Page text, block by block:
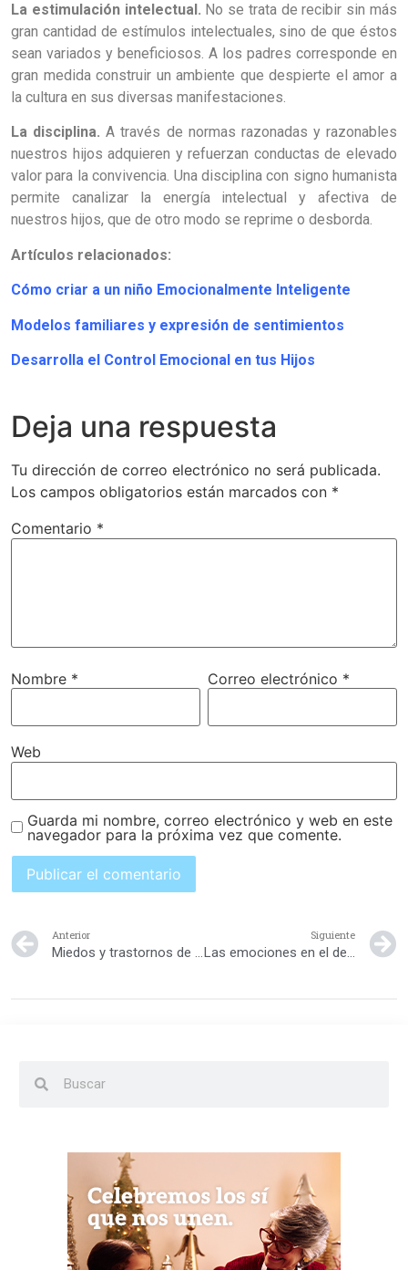
La estimulación intelectual. No se trata de recibir sin más
gran cantidad de estímulos intelectuales, sino de que éstos
sean variados y beneficiosos. A los padres corresponde en
gran medida construir un ambiente que despierte el amor a
la cultura en sus diversas manifestaciones.
La disciplina. A través de normas razonadas y razonables
nuestros hijos adquieren y refuerzan conductas de elevado
valor para la convivencia. Una disciplina con signo humanista
permite canalizar la energía intelectual y afectiva de
nuestros hijos, que de otro modo se reprime o desborda.
Artículos relacionados:
Cómo criar a un niño Emocionalmente Inteligente
Modelos familiares y expresión de sentimientos
Desarrolla el Control Emocional en tus Hijos
Deja una respuesta
Tu dirección de correo electrónico no será publicada.
Los campos obligatorios están marcados con *
Comentario *
Nombre * Correo electrónico *
Web
Guarda mi nombre, correo electrónico y web en este
navegador para la próxima vez que comente.
Anterior
Miedos y trastornos de ansiedad en la infancia
Siguiente
Las emociones en el desarrollo de los niños